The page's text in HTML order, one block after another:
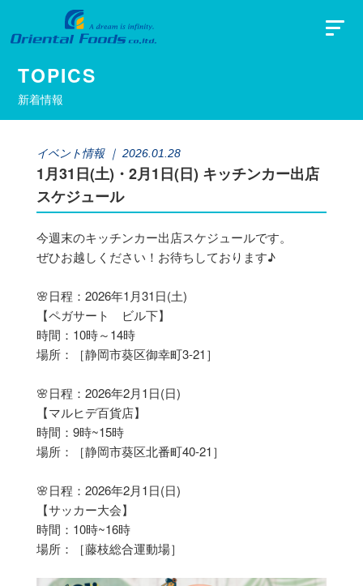
TOPICS
新着情報
イベント情報 ｜ 2026.01.28
1月31日(土)・2月1日(日) キッチンカー出店
スケジュール
今週末のキッチンカー出店スケジュールです。
ぜひお越しください！お待ちしております♪
🌸日程：2026年1月31日(土)
【ペガサート ビル下】
時間：10時～14時
場所：［静岡市葵区御幸町3-21］
🌸日程：2026年2月1日(日)
【マルヒデ百貨店】
時間：9時~15時
場所：［静岡市葵区北番町40-21］
🌸日程：2026年2月1日(日)
【サッカー大会】
時間：10時~16時
場所：［藤枝総合運動場］